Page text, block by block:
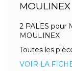
MOULINEX
2 PALES pour
MOULINEX
Toutes les
VOIR LA